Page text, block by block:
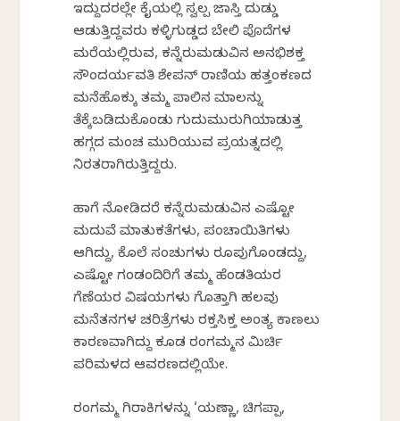
ಇದ್ದುದರಲ್ಲೇ ಕೈಯಲ್ಲಿ ಸ್ವಲ್ಪ ಜಾಸ್ತಿ ದುಡ್ಡು
ಆಡುತ್ತಿದ್ದವರು ಕಳ್ಳಿಗುಡ್ಡದ ಬೇಲಿ ಪೊದೆಗಳ
ಮರೆಯಲ್ಲಿರುವ, ಕನ್ನೆರುಮಡುವಿನ ಅನಭಿಶಕ್ತ
ಸೌಂದರ್ಯವತಿ ಶೇಪನ್ ರಾಣಿಯ ಹತ್ತಂಕಣದ
ಮನೆಹೊಕ್ಕು ತಮ್ಮ ಪಾಲಿನ ಮಾಲನ್ನು
ತೆಕ್ಕೆಬಡಿದುಕೊಂಡು ಗುದುಮುರುಗಿಯಾಡುತ್ತ
ಹಗ್ಗದ ಮಂಚ ಮುರಿಯುವ ಪ್ರಯತ್ನದಲ್ಲಿ
ನಿರತರಾಗಿರುತ್ತಿದ್ದರು.
ಹಾಗೆ ನೋಡಿದರೆ ಕನ್ನೆರುಮಡುವಿನ ಎಷ್ಟೋ
ಮದುವೆ ಮಾತುಕತೆಗಳು, ಪಂಚಾಯಿತಿಗಳು
ಆಗಿದ್ದು, ಕೊಲೆ ಸಂಚುಗಳು ರೂಪುಗೊಂಡದ್ದು,
ಎಷ್ಟೋ ಗಂಡಂದಿರಿಗೆ ತಮ್ಮ ಹೆಂಡತಿಯರ
ಗೆಣೆಯರ ವಿಷಯಗಳು ಗೊತ್ತಾಗಿ ಹಲವು
ಮನೆತನಗಳ ಚರಿತ್ರೆಗಳು ರಕ್ತಸಿಕ್ತ ಅಂತ್ಯ ಕಾಣಲು
ಕಾರಣವಾಗಿದ್ದು ಕೂಡ ರಂಗಮ್ಮನ ಮಿರ್ಚಿ
ಪರಿಮಳದ ಆವರಣದಲ್ಲಿಯೇ.
ರಂಗಮ್ಮ ಗಿರಾಕಿಗಳನ್ನು ‘ಯಣ್ಣಾ, ಚಿಗಪ್ಪಾ,